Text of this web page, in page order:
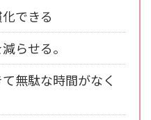
できる
らせる。
無駄な時間がなく